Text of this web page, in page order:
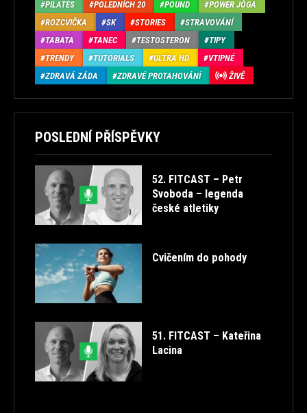
PILATES POLEDNÍCH 20 POUND
POWER JÓGA
ROZCVIČKA
SK STORIES
STRAVOVÁNÍ
TABATA
TANEC TESTOSTERON
TIPY
TRENDY
TUTORIALS ULTRA HD
VTIPNÉ
ZDRAVÁ ZÁDA
ZDRAVÉ PROTAHOVÁNÍ ŽIVĚ
POSLEDNÍ PŘÍSPĚVKY
52. FITCAST – Petr
Svoboda – legenda
české atletiky
Cvičením do pohody
51. FITCAST – Kateřina
Lacina